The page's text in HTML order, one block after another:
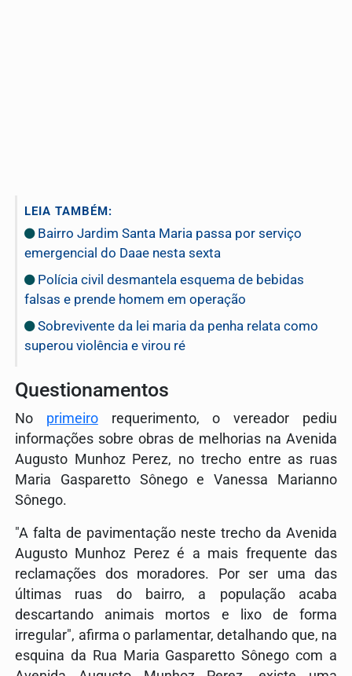
LEIA TAMBÉM:
Bairro Jardim Santa Maria passa por serviço
emergencial do Daae nesta sexta
Polícia civil desmantela esquema de bebidas
falsas e prende homem em operação
Sobrevivente da lei maria da penha relata como
superou violência e virou ré
Questionamentos
No primeirorequerimento, o vereador pediu
informações sobre obras de melhorias na Avenida
Augusto Munhoz Perez, no trecho entre as ruas
Maria Gasparetto Sônego e Vanessa Marianno
Sônego.
"A falta de pavimentação neste trecho da Avenida
Augusto Munhoz Perez é a mais frequente das
reclamações dos moradores. Por ser uma das
últimas ruas do bairro, a população acaba
descartando animais mortos e lixo de forma
irregular", afirma o parlamentar, detalhando que, na
esquina da Rua Maria Gasparetto Sônego com a